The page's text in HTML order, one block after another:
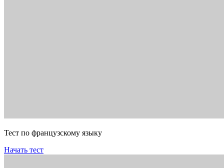
Тест по французскому языку
Начать тест